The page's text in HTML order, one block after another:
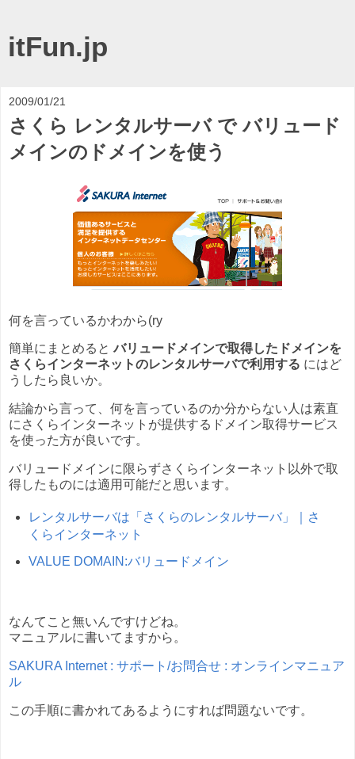
itFun.jp
2009/01/21
さくら レンタルサーバ で バリュード
メインのドメインを使う
何を言っているかわから(ry
簡単にまとめるとバリュードメインで取得したドメインを
さくらインターネットのレンタルサーバで利用する にはど
うしたら良いか。
結論から言って、何を言っているのか分からない人は素直
にさくらインターネットが提供するドメイン取得サービス
を使った方が良いです。
バリュードメインに限らずさくらインターネット以外で取
得したものには適用可能だと思います。
レンタルサーバは「さくらのレンタルサーバ」｜さ
くらインターネット
VALUE DOMAIN:バリュードメイン
なんてこと無いんですけどね。
マニュアルに書いてますから。
SAKURA Internet : サポート/お問合せ : オンラインマニュア
ル
この手順に書かれてあるようにすれば問題ないです。